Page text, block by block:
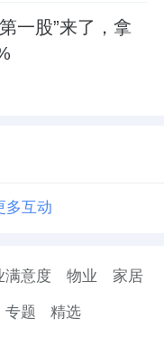
一股”来了，拿
多互动
满意度 物业 家居
专题 精选